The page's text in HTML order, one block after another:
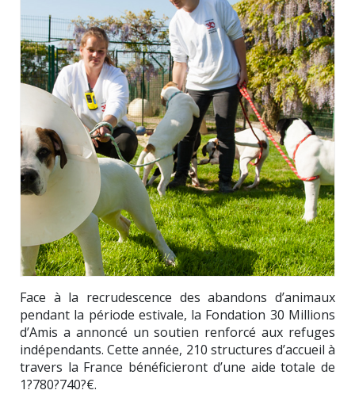
Face à la recrudescence des abandons d’animaux
pendant la période estivale, la Fondation 30 Millions
d’Amis a annoncé un soutien renforcé aux refuges
indépendants. Cette année, 210 structures d’accueil à
travers la France bénéficieront d’une aide totale de
1?780?740?€.